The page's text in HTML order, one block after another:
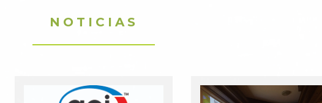
NOTICIAS